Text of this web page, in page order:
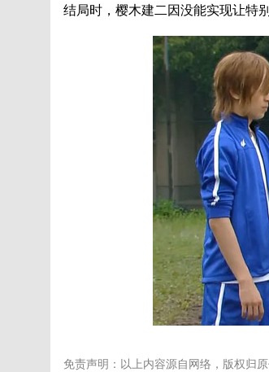
结局时，樱木建二因没能实现让特
免责声明：以上内容源自网络，版权归